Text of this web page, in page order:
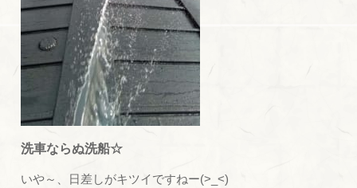
洗車ならぬ洗船☆
いや～、日差しがキツイですねー(>_<)